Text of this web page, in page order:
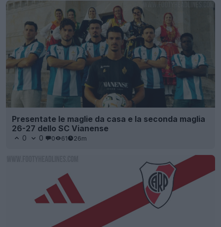
Presentate le maglie da casa e la seconda maglia
26-27 dello SC Vianense
0 0 0 61 26m